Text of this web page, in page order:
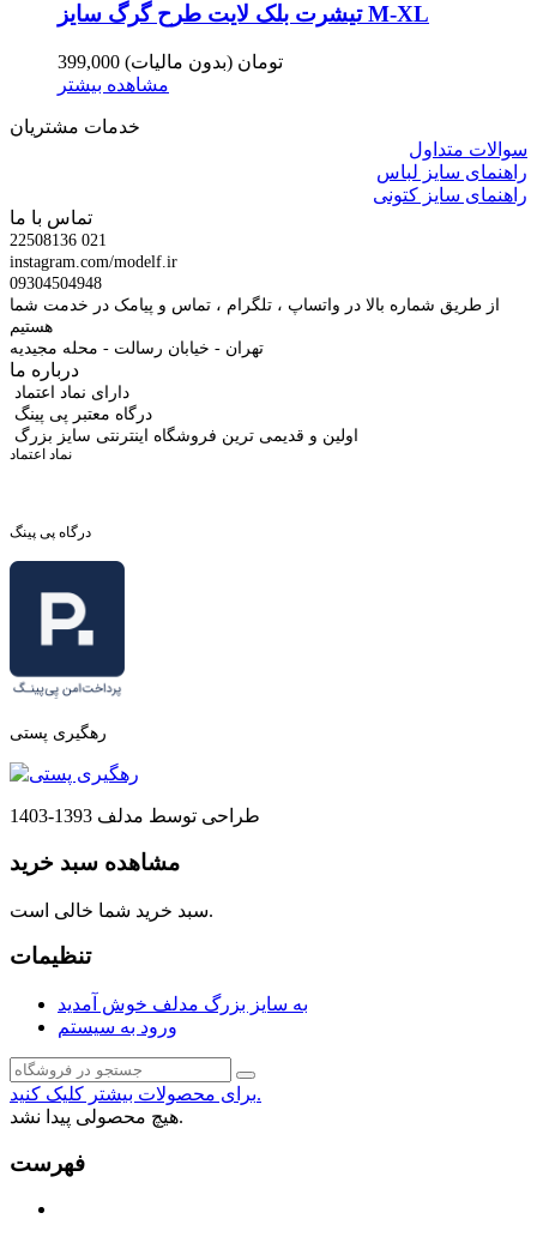
تیشرت بلک لایت طرح گرگ سایز M-XL
399,000 تومان (بدون مالیات)
مشاهده بیشتر
خدمات مشتریان
سوالات متداول
راهنمای سایز لباس
راهنمای سایز کتونی
تماس با ما
22508136 021
instagram.com/modelf.ir
09304504948
از طریق شماره بالا در واتساپ ، تلگرام ، تماس و پیامک در خدمت شما
هستیم
تهران - خیابان رسالت - محله مجیدیه
درباره ما
دارای نماد اعتماد
درگاه معتبر پی پینگ
اولین و قدیمی ترین فروشگاه اینترنتی سایز بزرگ
نماد اعتماد
درگاه پی پینگ
رهگیری پستی
طراحی توسط مدلف 1393-1403
مشاهده سبد خرید
سبد خرید شما خالی است.
تنظیمات
به سایز بزرگ مدلف خوش آمدید
ورود به سیستم
برای محصولات بیشتر کلیک کنید.
هیچ محصولی پیدا نشد.
فهرست